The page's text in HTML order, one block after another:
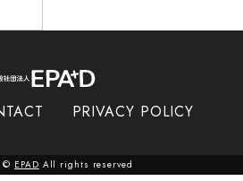
舞
こ
の
は
PRIVACY POLICY
© EPAD All rights reserved